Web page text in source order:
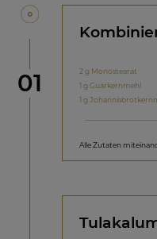
Schritt
01
2 g Monostearat
1 g Guarkernmehl
1 g
Alle Zutaten